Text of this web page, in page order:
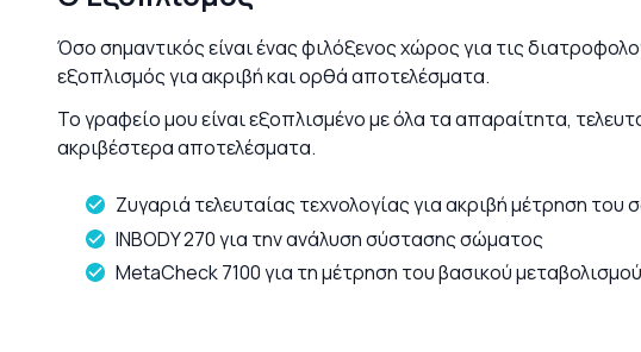
Όσο σημαντικός είναι ένας φιλόξενος χώρος για τις
εξοπλισμός για ακριβή και ορθά αποτελέσματα.
Το γραφείο μου είναι εξοπλισμένο με όλα τα απαραίτητα,
ακριβέστερα αποτελέσματα.
Ζυγαριά τελευταίας τεχνολογίας για ακριβή μέτρηση
INBODY 270για την ανάλυση σύστασης σώματος
MetaCheck 7100 για τη μέτρηση του βασικού μεταβολισμού